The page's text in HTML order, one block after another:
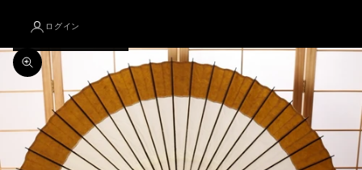
ログイン
ズームイン